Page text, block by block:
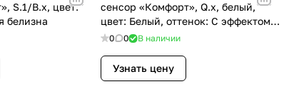
S.1/B.x, цвет:
белизна
сенсор «Комфорт», Q.x, белый,
цвет: Белый, оттенок: С эффектом
бархата
0 0 В наличии
Узнать цену